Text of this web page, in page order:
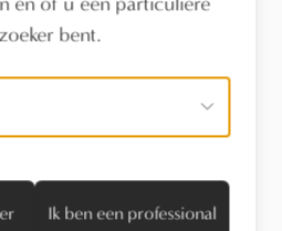
de toonzaal
een verdeler
bent.
Ik ben een professional